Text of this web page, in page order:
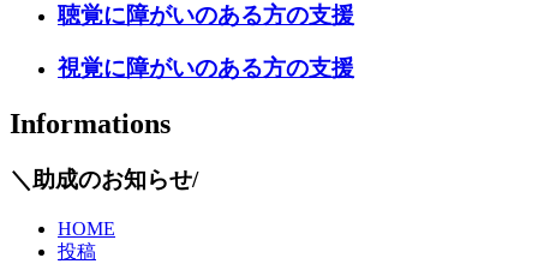
聴覚に障がいのある方の支援
視覚に障がいのある方の支援
Informations
＼助成のお知らせ/
HOME
投稿